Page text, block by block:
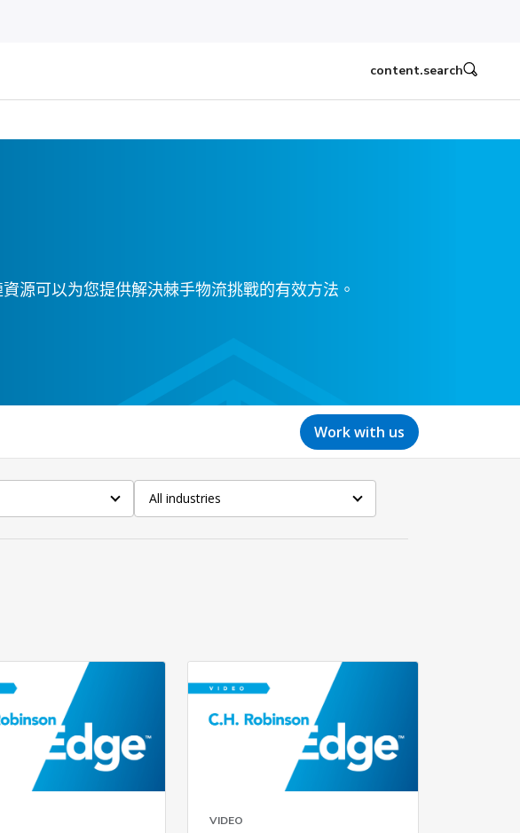
content.search
源可以为您提供解決棘手物流挑戰的有效方法。
Work with us
All industries
VIDEO